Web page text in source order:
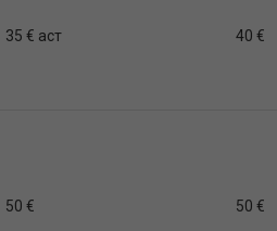
35 € аст 40 €
50 € 50 €